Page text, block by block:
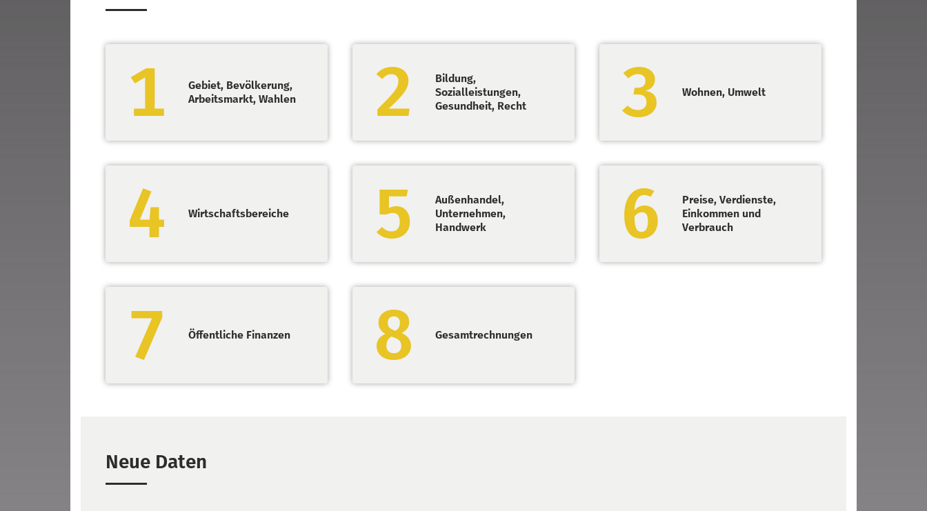
1
Gebiet, Bevölkerung,
Arbeitsmarkt, Wahlen
2
Bildung,
Sozialleistungen,
Gesundheit, Recht
3 Wohnen, Umwelt
4 Wirtschaftsbereiche 5
Außenhandel,
Unternehmen,
Handwerk
6
Preise, Verdienste,
Einkommen und
Verbrauch
7 Öffentliche Finanzen 8 Gesamtrechnungen
Neue Daten